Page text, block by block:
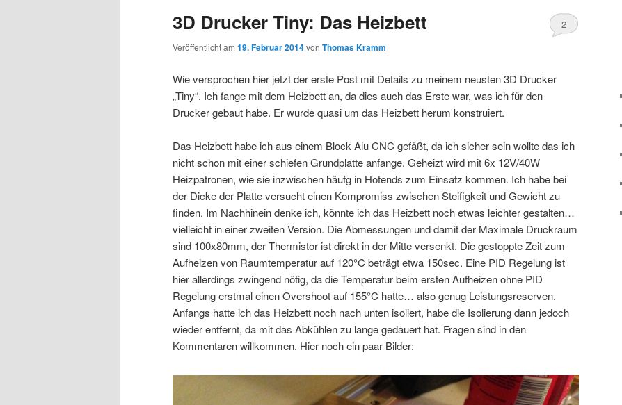
3D Drucker Tiny: Das Heizbett
Veröffentlicht am 19. Februar 2014von Thomas Kramm
2
Wie versprochen hier jetzt der erste Post mit Details zu meinem neusten 3D Drucker
„Tiny“. Ich fange mit dem Heizbett an, da dies auch das Erste war, was ich für den
Drucker gebaut habe. Er wurde quasi um das Heizbett herum konstruiert.
Das Heizbett habe ich aus einem Block Alu CNC gefäßt, da ich sicher sein wollte das ich
nicht schon mit einer schiefen Grundplatte anfange. Geheizt wird mit 6x 12V/40W
Heizpatronen, wie sie inzwischen häufg in Hotends zum Einsatz kommen. Ich habe bei
der Dicke der Platte versucht einen Kompromiss zwischen Steifigkeit und Gewicht zu
finden. Im Nachhinein denke ich, könnte ich das Heizbett noch etwas leichter gestalten…
vielleicht in einer zweiten Version. Die Abmessungen und damit der Maximale Druckraum
sind 100x80mm, der Thermistor ist direkt in der Mitte versenkt. Die gestoppte Zeit zum
Aufheizen von Raumtemperatur auf 120°C beträgt etwa 150sec. Eine PID Regelung ist
hier allerdings zwingend nötig, da die Temperatur beim ersten Aufheizen ohne PID
Regelung erstmal einen Overshoot auf 155°C hatte… also genug Leistungsreserven.
Anfangs hatte ich das Heizbett noch nach unten isoliert, habe die Isolierung dann jedoch
wieder entfernt, da mit das Abkühlen zu lange gedauert hat. Fragen sind in den
Kommentaren willkommen. Hier noch ein paar Bilder: